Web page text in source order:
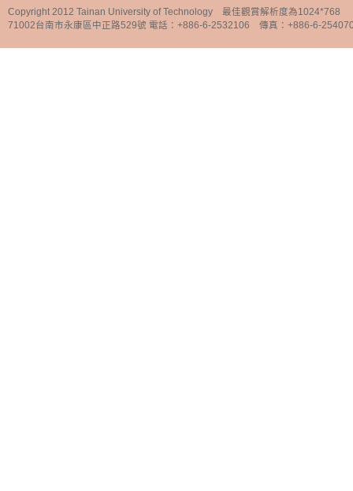
Copyright 2012 Tainan University of Technology 最佳觀賞解析度為1024*768
71002台南市永康區中正路529號 電話：+886-6-2532106 傳真：+886-6-